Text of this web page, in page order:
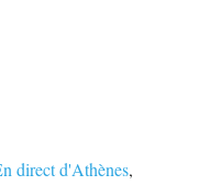
direct d'Athènes,